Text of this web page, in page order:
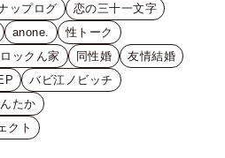
ップログ
恋の三十一文字
anone.
性トーク
ックん家 同性婚
友情結婚
バビ江ノビッチ
たか
クト